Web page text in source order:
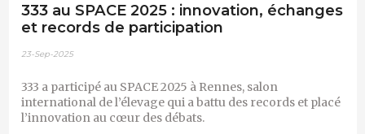
333 au SPACE 2025 : innovation, échanges
et records de participation
23-Sep-2025
333 a participé au SPACE 2025 à Rennes, salon
international de l’élevage qui a battu des records et placé
l’innovation au cœur des débats.